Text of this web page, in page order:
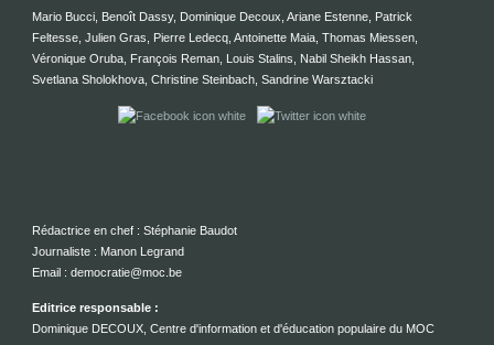
Mario Bucci, Benoît Dassy, Dominique Decoux, Ariane Estenne, Patrick
Feltesse, Julien Gras, Pierre Ledecq, Antoinette Maia, Thomas Miessen,
Véronique Oruba, François Reman, Louis Stalins, Nabil Sheikh Hassan,
Svetlana Sholokhova, Christine Steinbach, Sandrine Warsztacki
Rédactrice en chef : Stéphanie Baudot
Journaliste : Manon Legrand
Email : democratie@moc.be
Editrice responsable :
Dominique DECOUX, Centre d'information et d'éducation populaire du MOC